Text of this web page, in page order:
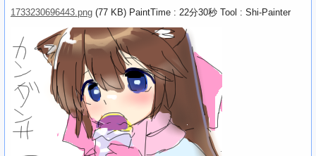
1733230696443.png (77 KB) PaintTime : 22分30秒 Tool : Shi-Painter